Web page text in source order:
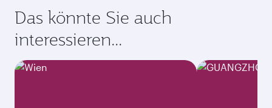
Das könnte Sie auch
interessieren...